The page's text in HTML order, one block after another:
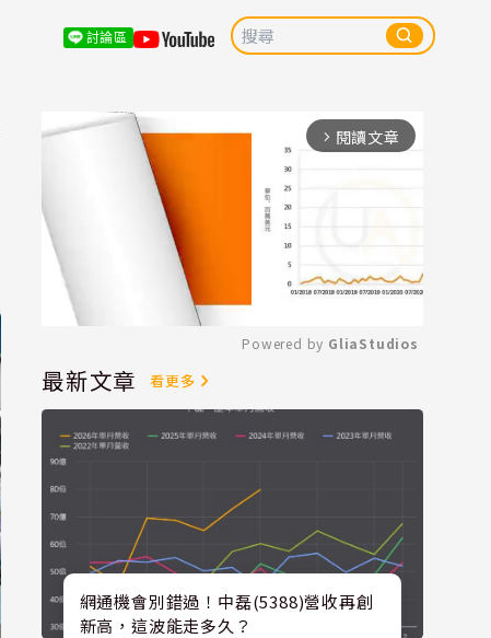
討論區
arrow_forward_ios 閱讀文章
Mute
Powered by GliaStudios
最新文章 看更多
網通機會別錯過！中磊(5388)營收再創
新高，這波能走多久？